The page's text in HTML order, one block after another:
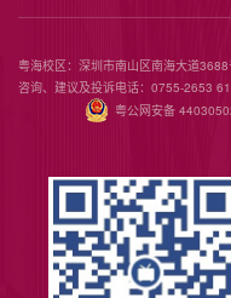
粤海校区：深圳市南山区南海大道3688
咨询、建议及投诉电话：0755-2653
粤公网安备